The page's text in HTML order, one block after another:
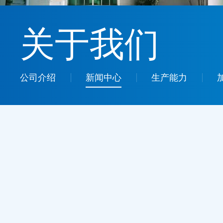
关于我们
公司介绍 新闻中心 生产能力